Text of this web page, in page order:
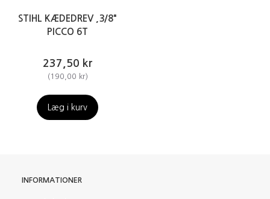
STIHL KÆDEDREV ,3/8"
PICCO 6T
237,50 kr
(190,00 kr)
Læg i kurv
INFORMATIONER